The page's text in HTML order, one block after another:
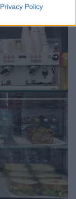
Privacy Policy